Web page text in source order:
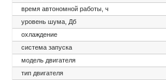
время автономной работы, ч
уровень шума, Дб
охлаждение
система запуска
модель двигателя
тип двигателя